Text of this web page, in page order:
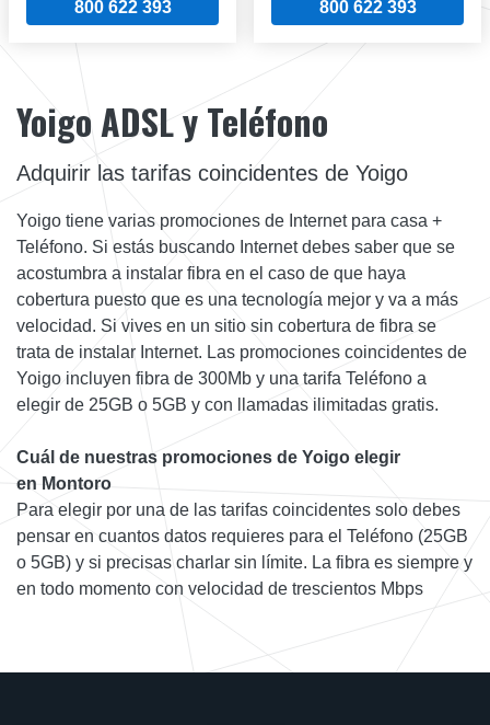
800 622 393 800 622 393
Yoigo ADSL y Teléfono
Adquirir las tarifas coincidentes de Yoigo
Yoigo tiene varias promociones de Internet para casa +
Teléfono. Si estás buscando Internet debes saber que se
acostumbra a instalar fibra en el caso de que haya
cobertura puesto que es una tecnología mejor y va a más
velocidad. Si vives en un sitio sin cobertura de fibra se
trata de instalar Internet. Las promociones coincidentes de
Yoigo incluyen fibra de 300Mb y una tarifa Teléfono a
elegir de 25GB o 5GB y con llamadas ilimitadas gratis.
Cuál de nuestras promociones de Yoigo elegir
en Montoro
Para elegir por una de las tarifas coincidentes solo debes
pensar en cuantos datos requieres para el Teléfono (25GB
o 5GB) y si precisas charlar sin límite. La fibra es siempre y
en todo momento con velocidad de trescientos Mbps